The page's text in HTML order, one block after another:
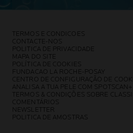
TERMOS E CONDICOES
CONTACTE-NOS
POLITICA DE PRIVACIDADE
MAPA DO SITE
POLÍTICA DE COOKIES
FUNDACAO LA ROCHE-POSAY
CENTRO DE CONFIGURAÇÃO DE
ANALISA A TUA PELE COM SPOTSCAN+
TERMOS & CONDIÇÕES SOBRE
COMENTÁRIOS
NEWSLETTER
POLITICA DE AMOSTRAS